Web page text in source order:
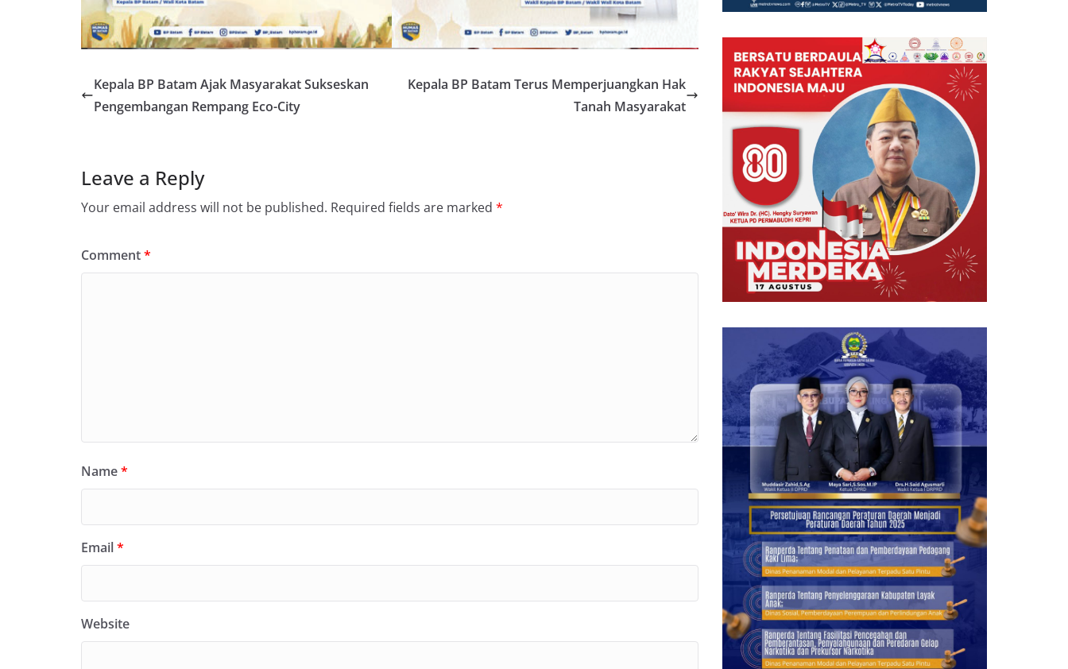
Kepala BP Batam Ajak Masyarakat Sukseskan
Pengembangan Rempang Eco-City
Kepala BP Batam Terus Memperjuangkan Hak
Tanah Masyarakat
Leave a Reply
Your email address will not be published. Required fields are marked *
Comment*
Name*
Email*
Website